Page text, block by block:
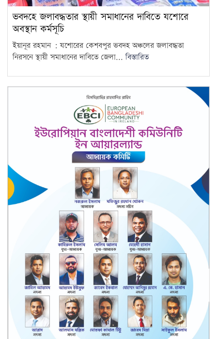
9
10
শক্তিশালী হবে: মির্জা ফখরুল
দ্রব্যমূল্যের ঊর্ধ্বগতিতে মানুষের
জীবন দুর্বিষহ হয়ে উঠেছে: ডা.
শফিকুর রহমান
ওষুধ কোম্পানির আনন্দ ভ্রমণে
গেছেন চিকিৎসকরা, হাসপাতালে
ভোগান্তিতে রোগীরা
হামের উপসর্গে আরও ৩ শিশুর
মৃত্যু
14
আওয়ামী লীগের সঙ্গে গণতন্ত্র যায়
না: মির্জা ফখরুল
15
দরপত্র ছাড়াই ২০০ ইলেকট্রিক বাস
কিনছে সরকার
ভবদহে জলাবদ্ধতার স্থায়ী সমাধানের দাবিতে যশোরে
অবস্থান কর্মসূচি
ইয়ানূর রহমান : যশোরের কেশবপুর ভবদহ অঞ্চলের জলাবদ্ধতা
নিরসনে স্থায়ী সমাধানের দাবিতে জেলা...বিস্তারিত